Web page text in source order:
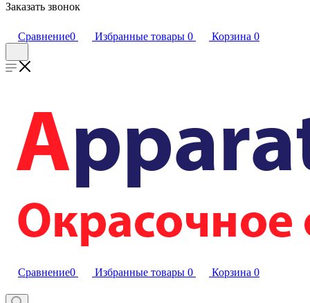
Заказать звонок
Сравнение0 Избранные товары 0 Корзина 0
Сравнение0 Избранные товары 0 Корзина 0